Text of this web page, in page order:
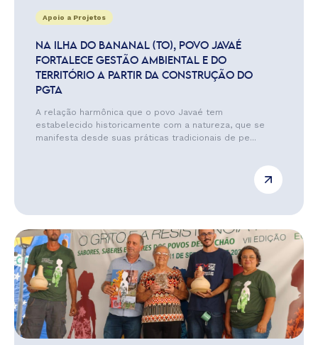
Apoio a Projetos
NA ILHA DO BANANAL (TO), POVO JAVAÉ
FORTALECE GESTÃO AMBIENTAL E DO
TERRITÓRIO A PARTIR DA CONSTRUÇÃO DO
PGTA
A relação harmônica que o povo Javaé tem
estabelecido historicamente com a natureza, que se
manifesta desde suas práticas tradicionais de pe...